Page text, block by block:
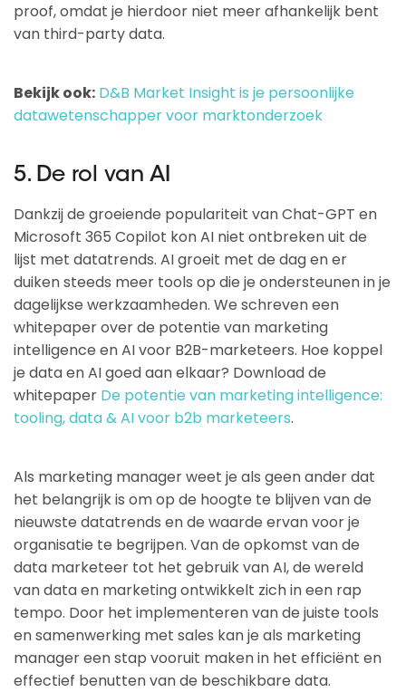
proof, omdat je hierdoor niet meer afhankelijk bent
van third-party data.
Bekijk ook: D&B Market Insight is je persoonlijke
datawetenschapper voor marktonderzoek
5. De rol van AI
Dankzij de groeiende populariteit van Chat-GPT en
Microsoft 365 Copilot kon AI niet ontbreken uit de
lijst met datatrends. AI groeit met de dag en er
duiken steeds meer tools op die je ondersteunen in je
dagelijkse werkzaamheden. We schreven een
whitepaper over de potentie van marketing
intelligence en AI voor B2B-marketeers. Hoe koppel
je data en AI goed aan elkaar? Download de
whitepaper De potentie van marketing intelligence:
tooling, data & AI voor b2b marketeers.
Als marketing manager weet je als geen ander dat
het belangrijk is om op de hoogte te blijven van de
nieuwste datatrends en de waarde ervan voor je
organisatie te begrijpen. Van de opkomst van de
data marketeer tot het gebruik van AI, de wereld
van data en marketing ontwikkelt zich in een rap
tempo. Door het implementeren van de juiste tools
en samenwerking met sales kan je als marketing
manager een stap vooruit maken in het efficiënt en
effectief benutten van de beschikbare data.